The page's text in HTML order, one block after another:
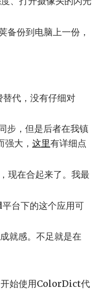
备份到电脑上一份，
代，没有仔细对
，但是后者在我镇
大， 这里有详细点
现在合起来了。我最
台下的这个应用可
就感。不足就是在
始使用ColorDict代